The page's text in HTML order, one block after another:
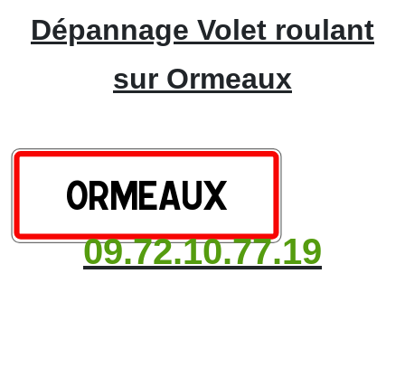
Dépannage Volet roulant
sur Ormeaux
09.72.10.77.19